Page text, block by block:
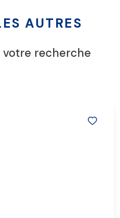
AUTRES
recherche